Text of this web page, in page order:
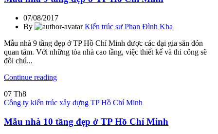
07/08/2017
By
Kiến trúc sư Phan Đình Kha
Mẫu nhà 9 tầng đẹp ở TP Hồ Chí Minh được các đại gia săn đón
quan tâm. Với những tòa nhà cao tầng, việc thiết kế và thi công sẽ
đôi chú...
Continue reading
07 Th8
Công ty kiến trúc xây dựng TP Hồ Chí Minh
Mẫu nhà 10 tầng đẹp ở TP Hồ Chí Minh